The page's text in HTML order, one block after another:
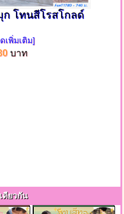
โทนสีโรสโกลด์
เพิ่มเติม]
บาท
ดียวกัน